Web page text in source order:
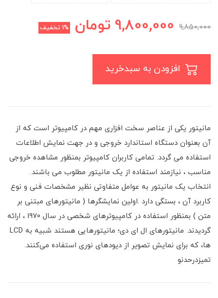
9,850,000
9,800,000 تومان 1% تخفیف
مانیتور یکی از عناصر سخت افزاری مهم در کامپیوتر است که از
آن بعنوان دستگاه استاندارد خروجی و در جهت نمایش اطلاعات
استفاده می گردد. تمامی کاربران کامپیوتر بمنظور مشاهده خروجی
مناسب ، نیازمند استفاده از یک مانیتور مطلوب می باشند.
انتخاب یک مانیتور به عوامل متفاوتی نظیر مشخصات فنی و نوع
کاربرد آن ، بستگی دارد .اولین نمایشگرها ( مانیتورهای مبتنی بر
متن ) بمنظور استفاده در کامپیوترهای شخصی در سال 1970 ، ارائه
گردیدند. مانیتورهای ال ای دی؛ مانیتورهایی هستند شبیه به LCD
ها، كه برای نمایش تصویر از دیودهای نوری استفاده می‌كنند.
تمیزدرحدنو